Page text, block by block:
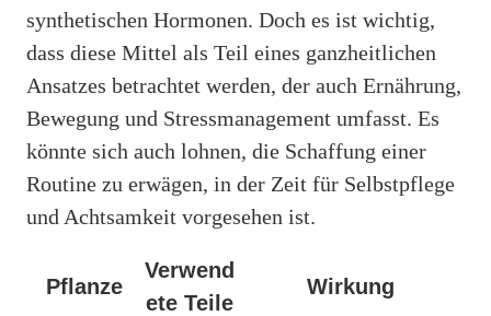
synthetischen Hormonen. Doch es ist wichtig,
dass diese Mittel als Teil eines ganzheitlichen
Ansatzes betrachtet werden, der auch Ernährung,
Bewegung und Stressmanagement umfasst. Es
könnte sich auch lohnen, die Schaffung einer
Routine zu erwägen, in der Zeit für Selbstpflege
und Achtsamkeit vorgesehen ist.
Pflanze
Verwend
ete Teile
Wirkung